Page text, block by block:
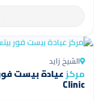
الشيخ زايد
مركز
Clinic